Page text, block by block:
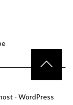
- WordPress